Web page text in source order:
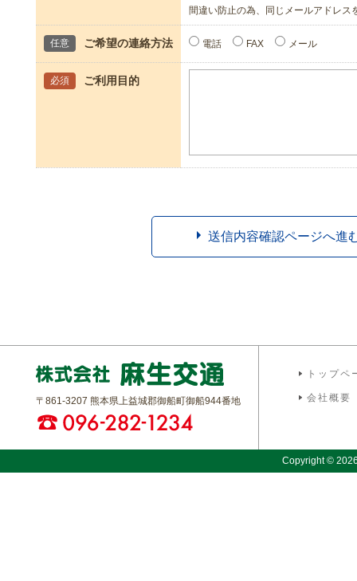
間違い防止の為、同じメールアドレス
任意 ご希望の連絡方法 電話 FAX メール
必須 ご利用目的
送信内容確認ページへ進
〒861-3207 熊本県上益城郡御船町御船944番地
トップペ
会社概要
Copyright ©